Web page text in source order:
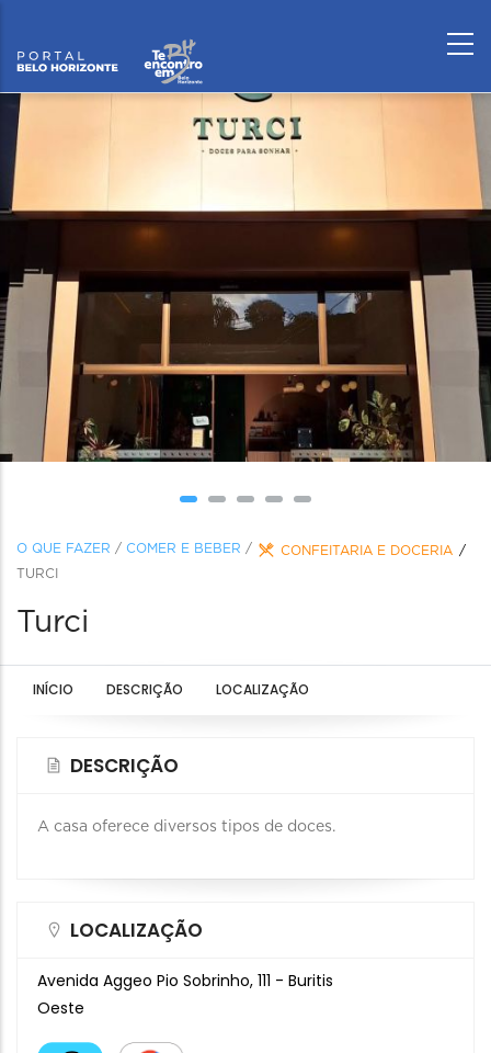
O QUE FAZER / COMER E BEBER /
CONFEITARIA E DOCERIA
TURCI
Turci
INÍCIO DESCRIÇÃO LOCALIZAÇÃO
DESCRIÇÃO
A casa oferece diversos tipos de doces.
LOCALIZAÇÃO
Avenida Aggeo Pio Sobrinho, 111 - Buritis
Oeste